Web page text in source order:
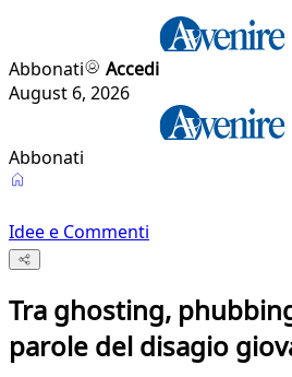
Abbonati
Accedi
August 6, 2026
Abbonati
Idee e Commenti
Tra ghosting,
parole del disagio